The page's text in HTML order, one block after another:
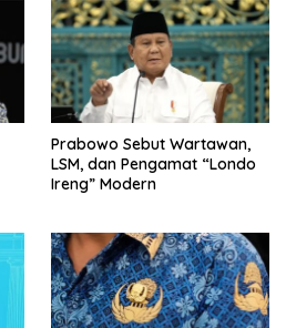
Prabowo Sebut Wartawan,
LSM, dan Pengamat “Londo
Ireng” Modern